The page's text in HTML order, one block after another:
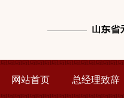
网站首页 总经理致辞